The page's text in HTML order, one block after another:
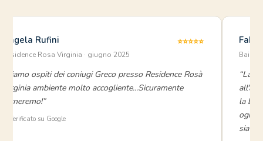
Angela Rufini
Residence Rosa Virginia · giugno 2025
⭐⭐⭐⭐⭐
“Siamo ospiti dei coniugi Greco presso Residence Rosà
Virginia ambiente molto accogliente...Sicuramente
torneremo!”
⭐ Verificato su Google
Baia
“La
la
ogni
sia